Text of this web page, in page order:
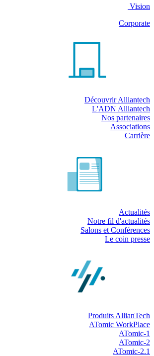
Vision
Corporate
Découvrir Alliantech
L'ADN Alliantech
Nos partenaires
Associations
Carrière
Actualités
Notre fil d'actualités
Salons et Conférences
Le coin presse
Produits AllianTech
ATomic WorkPlace
ATomic-1
ATomic-2
ATomic-2.1